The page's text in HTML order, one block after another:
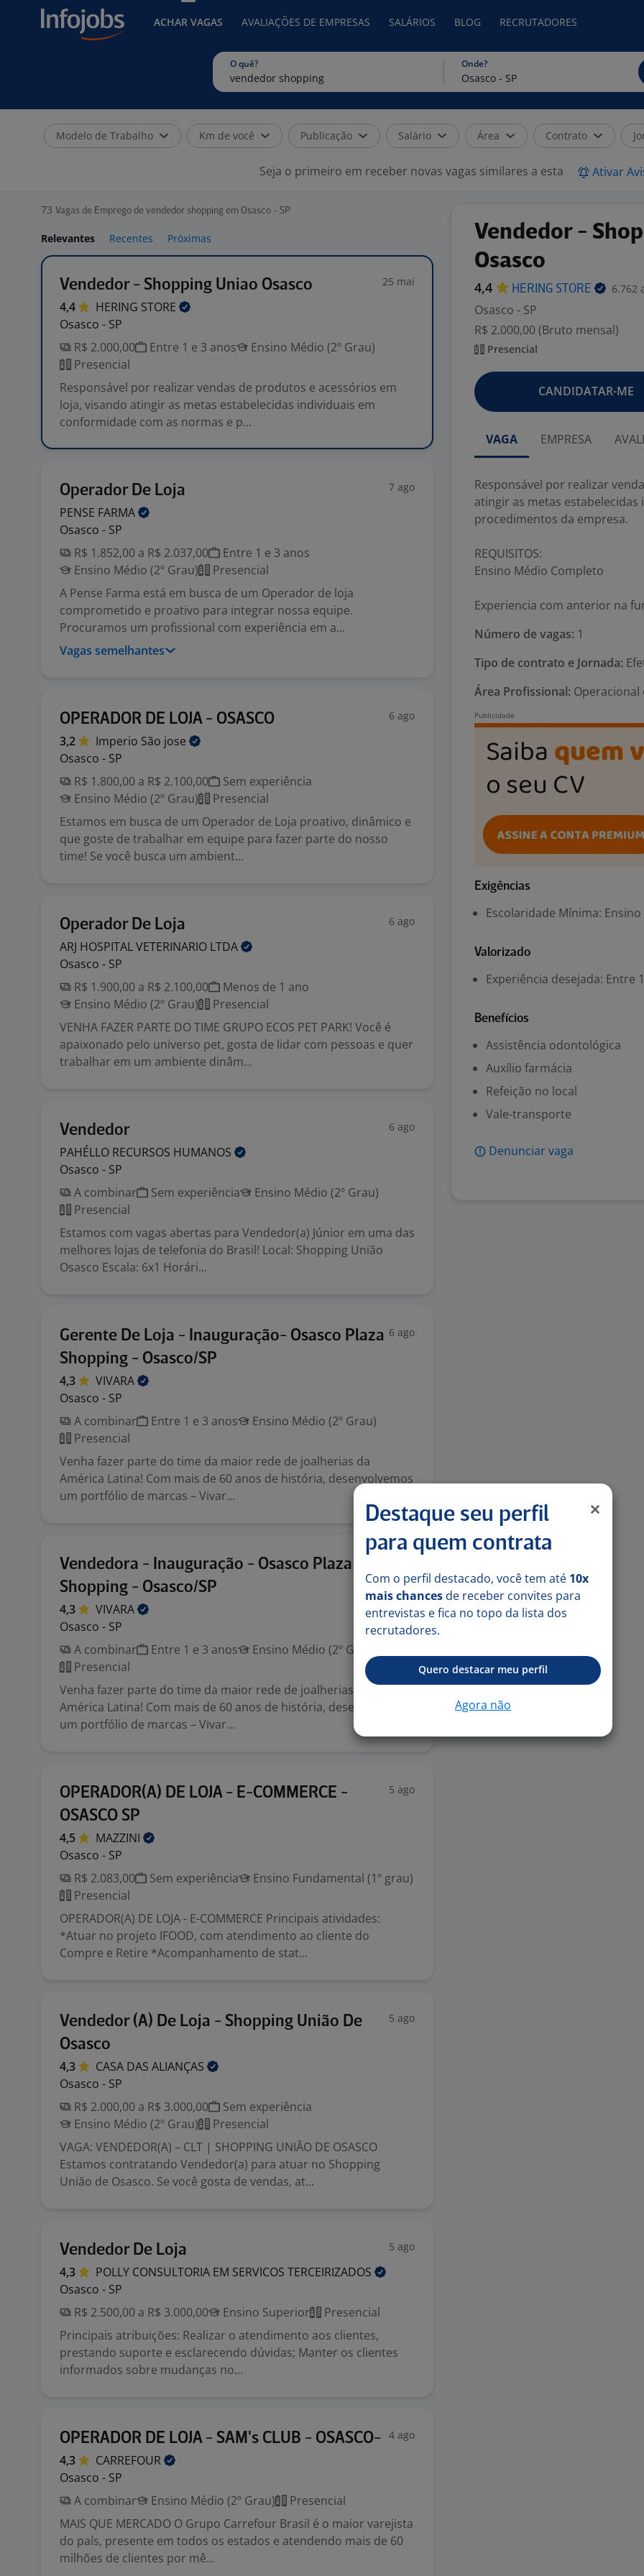
ACHAR VAGAS AVALIAÇÕES DE EMPRESAS SALÁRIOS BLOG RECRUTADORES
O quê? Onde?
Modelo de Trabalho Km de você Publicação Salário Área Contrato
Seja o primeiro em receber novas vagas similares a esta Ativar
73 Vagas de Emprego de vendedor shopping em Osasco - SP
Relevantes Recentes Próximas
Vendedor - Shopping Uniao Osasco 25 mai
4,4 HERING STORE
Osasco - SP
R$ 2.000,00
Entre 1 e 3 anos
Ensino Médio (2º Grau)
Presencial
Responsável por realizar vendas de produtos e acessórios em
loja, visando atingir as metas estabelecidas individuais em
conformidade com as normas e p...
Operador De Loja 7 ago
PENSE FARMA
Osasco - SP
R$ 1.852,00 a R$ 2.037,00
Entre 1 e 3 anos
Ensino Médio (2º Grau)
Presencial
A Pense Farma está em busca de um Operador de loja
comprometido e proativo para integrar nossa equipe.
Procuramos um profissional com experiência em a...
Vagas semelhantes
OPERADOR DE LOJA - OSASCO 6 ago
3,2 Imperio São jose
Osasco - SP
R$ 1.800,00 a R$ 2.100,00
Sem experiência
Ensino Médio (2º Grau)
Presencial
Estamos em busca de um Operador de Loja proativo, dinâmico e
que goste de trabalhar em equipe para fazer parte do nosso
time! Se você busca um ambient...
Operador De Loja 6 ago
ARJ HOSPITAL VETERINARIO LTDA
Osasco - SP
R$ 1.900,00 a R$ 2.100,00
Menos de 1 ano
Ensino Médio (2º Grau)
Presencial
VENHA FAZER PARTE DO TIME GRUPO ECOS PET PARK! Você é
apaixonado pelo universo pet, gosta de lidar com pessoas e quer
trabalhar em um ambiente dinâm...
Vendedor 6 ago
PAHÉLLO RECURSOS HUMANOS
Osasco - SP
A combinar
Sem experiência
Ensino Médio (2º Grau)
Presencial
Estamos com vagas abertas para Vendedor(a) Júnior em uma das
melhores lojas de telefonia do Brasil! Local: Shopping União
Osasco Escala: 6x1 Horári...
Gerente De Loja - Inauguração- Osasco Plaza
Shopping - Osasco/SP
6 ago
4,3
VIVARA
Osasco - SP
A combinar
Entre 1 e 3 anos
Ensino Médio (2º Grau)
Presencial
Venha fazer parte do time da maior rede de joalherias da
América Latina! Com mais de 60 anos de história, desenvolvemos
um portfólio de marcas – Vivar...
Vendedora - Inauguração - Osasco Plaza
Shopping - Osasco/SP
4,3
VIVARA
Osasco - SP
A combinar
Entre 1 e 3 anos
Ensino Médio (2º Grau)
Presencial
Venha fazer parte do time da maior rede de joalherias da
América Latina! Com mais de 60 anos de história, desenvolvemos
um portfólio de marcas – Vivar...
OPERADOR(A) DE LOJA - E-COMMERCE -
OSASCO SP
5 ago
4,5
MAZZINI
Osasco - SP
R$ 2.083,00
Sem experiência
Ensino Fundamental (1º grau)
Presencial
OPERADOR(A) DE LOJA - E-COMMERCE Principais atividades:
*Atuar no projeto IFOOD, com atendimento ao cliente do
Compre e Retire *Acompanhamento de stat...
Vendedor (A) De Loja - Shopping União De
Osasco
5 ago
4,3 CASA DAS ALIANÇAS
Osasco - SP
R$ 2.000,00 a R$ 3.000,00
Sem experiência
Ensino Médio (2º Grau)
Presencial
VAGA: VENDEDOR(A) – CLT | SHOPPING UNIÃO DE OSASCO
Estamos contratando Vendedor(a) para atuar no Shopping
União de Osasco. Se você gosta de vendas, at...
Vendedor De Loja 5 ago
4,3 POLLY CONSULTORIA EM SERVICOS TERCEIRIZADOS
Osasco - SP
R$ 2.500,00 a R$ 3.000,00
Ensino Superior
Presencial
Principais atribuições: Realizar o atendimento aos clientes,
prestando suporte e esclarecendo dúvidas; Manter os clientes
informados sobre mudanças no...
OPERADOR DE LOJA - SAM's CLUB - OSASCO- 4 ago
4,3
CARREFOUR
Osasco - SP
A combinar
Ensino Médio (2º Grau)
Presencial
MAIS QUE MERCADO O Grupo Carrefour Brasil é o maior varejista
do país, presente em todos os estados e atendendo mais de 60
milhões de clientes por mê...
Vendedor -
Osasco
4,4 HERING STORE 6.762
Osasco - SP
R$ 2.000,00 (Bruto mensal)
Presencial
CANDIDATAR-ME
VAGA EMPRESA
Responsável por realizar
atingir as metas
procedimentos da empresa.
REQUISITOS:
Ensino Médio Completo
Experiencia com anterior na
Número de vagas: 1
Tipo de contrato e Jornada:
Área Profissional: Operacional
Exigências
Escolaridade Mínima: Ensino
Valorizado
Experiência desejada: Entre
Benefícios
Assistência odontológica
Auxílio farmácia
Refeição no local
Vale-transporte
Denunciar vaga
Destaque seu perfil
para quem contrata
Com o perfil destacado, você tem até 10x
mais chances de receber convites para
entrevistas e fica no topo da lista dos
recrutadores.
Quero destacar meu perfil
Agora não